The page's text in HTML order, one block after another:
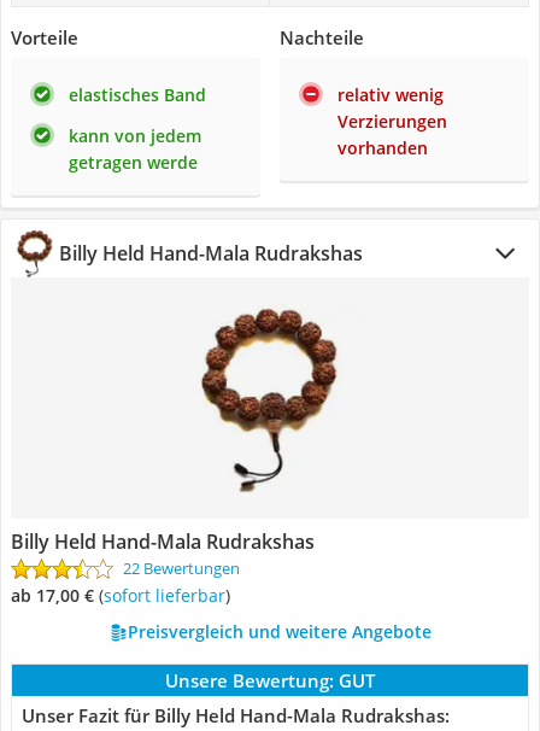
Vorteile
elastisches Band
kann von jedem
getragen werde
Nachteile
relativ wenig
Verzierungen
vorhanden
Billy Held Hand-Mala Rudrakshas
Billy Held Hand-Mala Rudrakshas
22 Bewertungen
ab 17,00 € ( Sofort lieferbar)
Preisvergleich und weitere Angebote
Unsere Bewertung: GUT
Unser Fazit für Billy Held Hand-Mala Rudrakshas: